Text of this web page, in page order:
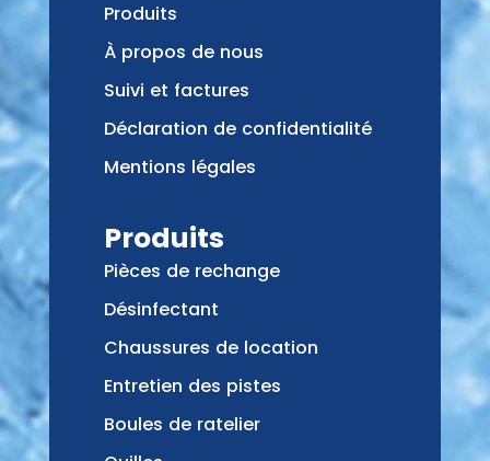
Produits
À propos de nous
Suivi et factures
Déclaration de confidentialité
Mentions légales
Produits
Pièces de rechange
Désinfectant
Chaussures de location
Entretien des pistes
Boules de ratelier